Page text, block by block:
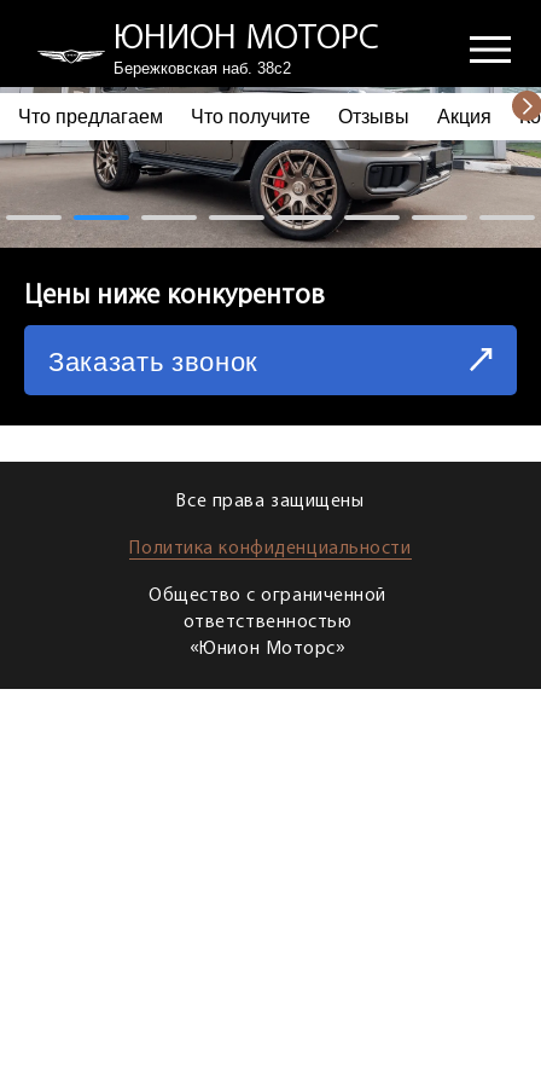
ЮНИОН МОТОРС
Бережковская наб. 38с2
ПОЧЕМУ ВЫБИРАЮТ НАС
ЧТО ПРЕДЛАГАЕМ
ЧТО ПОЛУЧИТЕ
СХЕМА ПРОЕЗДА
Что предлагаем Что получите Отзывы Акция
Цены ниже конкурентов
Заказать звонок
Все права защищены
Политика конфиденциальности
Общество с ограниченной
ответственностью
«Юнион Моторс»